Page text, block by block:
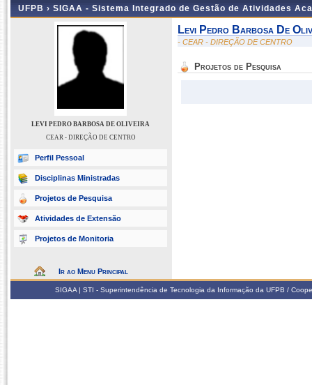
UFPB › SIGAA - Sistema Integrado de Gestão de Atividades
LEVI PEDRO BARBOSA DE OLIVEIRA
CEAR - DIREÇÃO DE CENTRO
Perfil Pessoal
Disciplinas Ministradas
Projetos de Pesquisa
Atividades de Extensão
Projetos de Monitoria
Ir ao Menu Principal
Levi Pedro Barbosa De
- CEAR - DIREÇÃO DE CENTRO
Projetos de Pesquisa
SIGAA | STI - Superintendência de Tecnologia da Informação da UFPB /